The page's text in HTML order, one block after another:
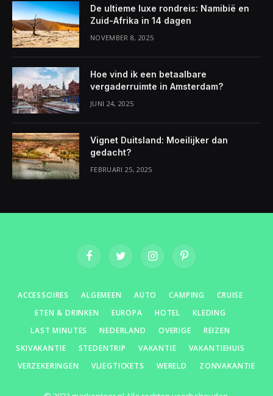
De ultieme luxe rondreis: Namibië en
Zuid-Afrika in 14 dagen
NOVEMBER 8, 2025
Hoe vind ik een betaalbare
vergaderruimte in Amsterdam?
JUNI 24, 2025
Vignet Duitsland: Moeilijker dan
gedacht?
FEBRUARI 25, 2025
FacebookTwitter InstagramPinterest
ACCESSOIRES ALGEMEEN AUTO CAMPING
CRUISE
ETEN & DRINKEN
EUROPA HOTEL
KLEDING
LAST MINUTES
NEDERLAND OVERIGE
REIZEN
SKIVAKANTIE
STEDENTRIP VAKANTIE
VAKANTIEHUIS
VERZEKERINGEN
VLIEGTICKETS WERELD ZONVAKANTIE